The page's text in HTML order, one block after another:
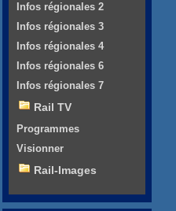
Infos régionales 2
Infos régionales 3
Infos régionales 4
Infos régionales 6
Infos régionales 7
Rail TV
Programmes
Visionner
Rail-Images